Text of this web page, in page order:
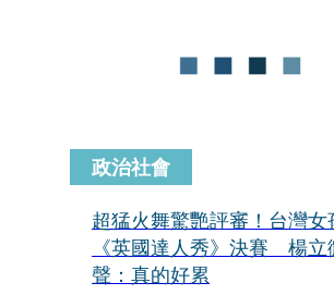
政治社會
超猛火舞驚艷評審！台灣女
《英國達人秀》決賽 楊立
聲：真的好累